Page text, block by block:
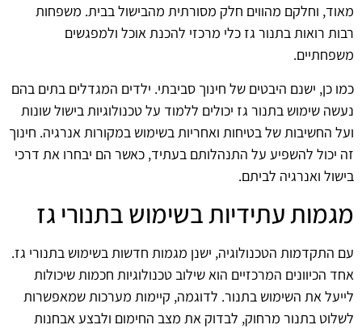
מאוד, וחלקם מהווים חלק מסורתית מהבישול בבית. משפחות
רבות רואות בתנור גז כלי מרכזי להכנת אוכל ולמפגשים
משפחתיים.
כמו כן, ישנם היבטים של חינוך סביבתי. ילדים המגדלים בתים בהם
נעשה שימוש בתנור גז יכולים ללמוד על טכנולוגיות בישול שונות
ועל החשיבות של בטיחות ואחריות בשימוש במקורות אנרגיה. חינוך
זה יכול להשפיע על התנהלותם בעתיד, כאשר הם יבחרו את דרכי
בישול ואנרגיה לביתם.
מגמות עתידיות בשימוש בתנורי גז
עם התקדמות הטכנולוגיה, ישנן מגמות חדשות בשימוש בתנורי גז.
אחד הכיוונים המרכזיים הוא שילוב טכנולוגיות חכמות שיכולות
לייעל את השימוש בתנור. לדוגמה, קיימות מערכות שמאפשרות
לשלוט בתנור מרחוק, לבדוק את מצב החימום ולבצע אבחנות